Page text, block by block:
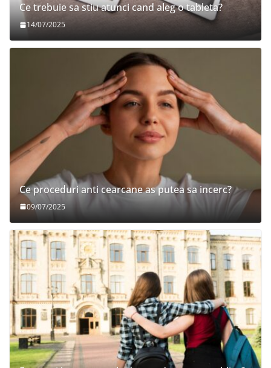
Ce trebuie sa stiu atunci cand aleg o tableta?
14/07/2025
Ce proceduri anti cearcane as putea sa incerc?
09/07/2025